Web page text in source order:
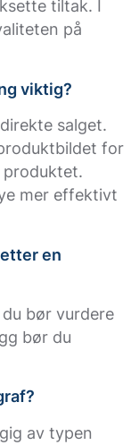
tiltak. I
på
viktig?
salget.
for
produktet.
mer effektivt
en
bør vurdere
bør du
av typen